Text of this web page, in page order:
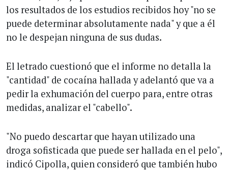
los resultados de los estudios recibidos hoy "no se
puede determinar absolutamente nada" y que a él
no le despejan ninguna de sus dudas.
El letrado cuestionó que el informe no detalla la
"cantidad" de cocaína hallada y adelantó que va a
pedir la exhumación del cuerpo para, entre otras
medidas, analizar el "cabello".
"No puedo descartar que hayan utilizado una
droga sofisticada que puede ser hallada en el pelo",
indicó Cipolla, quien consideró que también hubo